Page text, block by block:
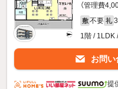
（管理費
敷 不要 礼
1階 / 1LDK
お問い
提